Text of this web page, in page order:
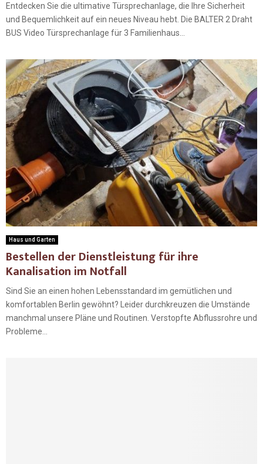
Entdecken Sie die ultimative Türsprechanlage, die Ihre Sicherheit
und Bequemlichkeit auf ein neues Niveau hebt. Die BALTER 2 Draht
BUS Video Türsprechanlage für 3 Familienhaus...
Haus und Garten
Bestellen der Dienstleistung für ihre
Kanalisation im Notfall
Sind Sie an einen hohen Lebensstandard im gemütlichen und
komfortablen Berlin gewöhnt? Leider durchkreuzen die Umstände
manchmal unsere Pläne und Routinen. Verstopfte Abflussrohre und
Probleme...